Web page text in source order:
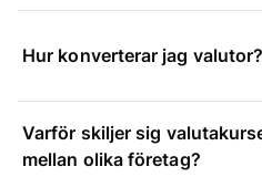
Hur konverterar jag valutor?
Varför skiljer sig
mellan olika företag?